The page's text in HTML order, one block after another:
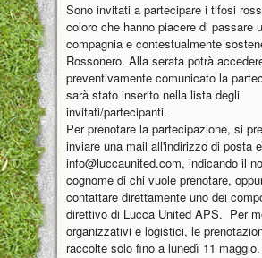
Sono invitati a partecipare i tifosi
coloro che hanno piacere di passare
compagnia e contestualmente
Rossonero. Alla serata potrà
preventivamente comunicato la
sarà stato inserito nella lista degli
invitati/partecipanti.
Per prenotare la partecipazione, si
inviare una mail all'indirizzo di posta
info@luccaunited.com, indicando il
cognome di chi vuole prenotare,
contattare direttamente uno dei
direttivo di Lucca United APS. Per
organizzativi e logistici, le
raccolte solo fino a lunedì 11 maggio.